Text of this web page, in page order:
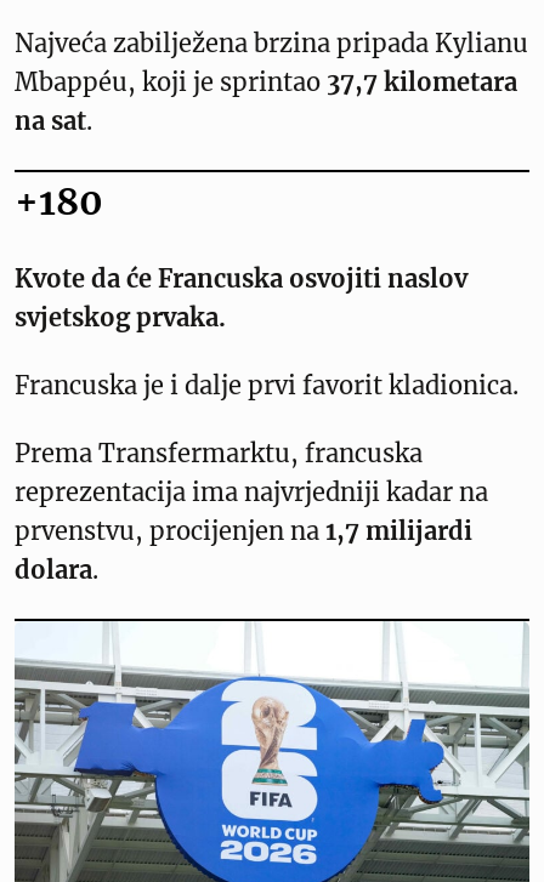
Najveća zabilježena brzina pripada Kylianu
Mbappéu, koji je sprintao 37,7 kilometara
na sat.
+180
Kvote da će Francuska osvojiti naslov
svjetskog prvaka.
Francuska je i dalje prvi favorit kladionica.
Prema Transfermarktu, francuska
reprezentacija ima najvrjedniji kadar na
prvenstvu, procijenjen na 1,7 milijardi
dolara.